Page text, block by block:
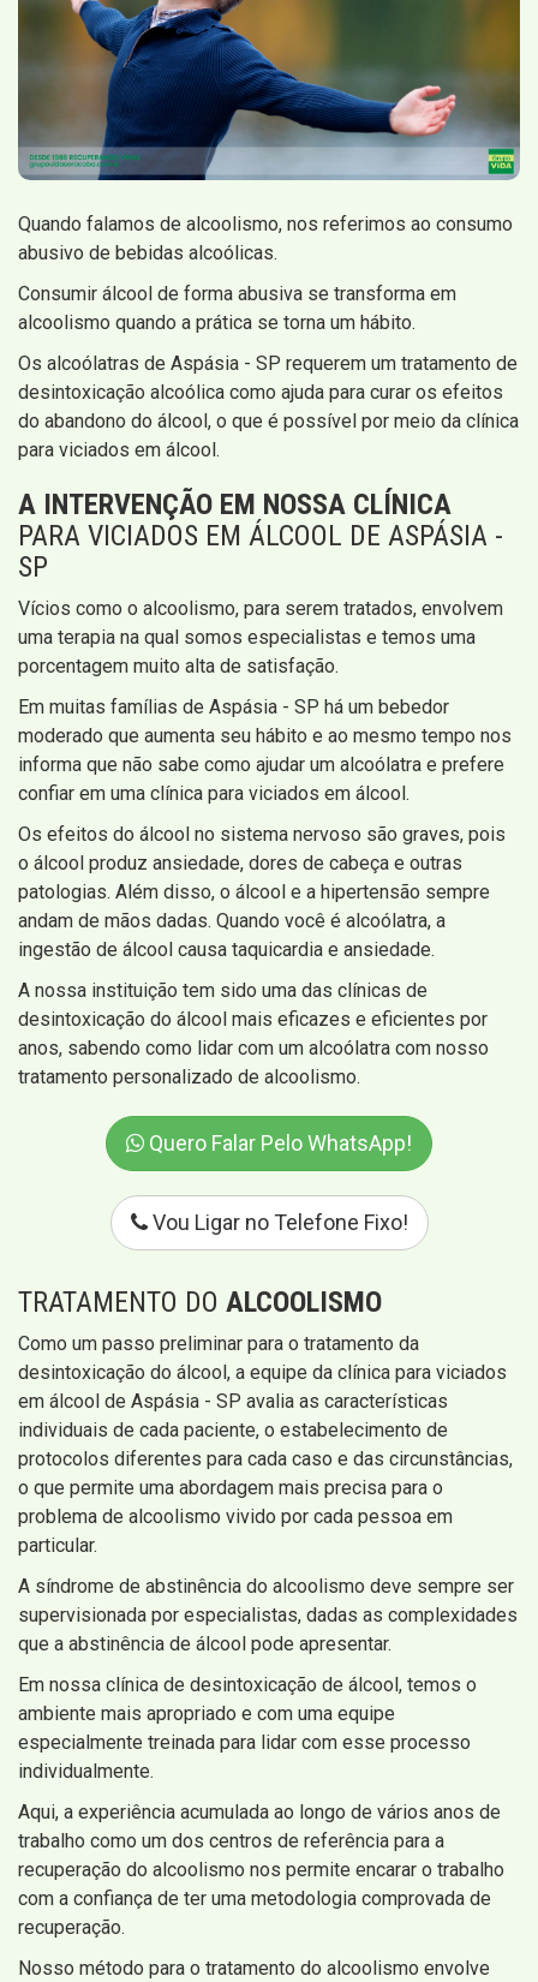
Quando falamos de alcoolismo, nos referimos ao consumo
abusivo de bebidas alcoólicas.
Consumir álcool de forma abusiva se transforma em
alcoolismo quando a prática se torna um hábito.
Os alcoólatras de Aspásia - SP requerem um tratamento de
desintoxicação alcoólica como ajuda para curar os efeitos
do abandono do álcool, o que é possível por meio da clínica
para viciados em álcool.
A INTERVENÇÃO EM NOSSA CLÍNICA
PARA VICIADOS EM ÁLCOOL DE ASPÁSIA -
SP
Vícios como o alcoolismo, para serem tratados, envolvem
uma terapia na qual somos especialistas e temos uma
porcentagem muito alta de satisfação.
Em muitas famílias de Aspásia - SP há um bebedor
moderado que aumenta seu hábito e ao mesmo tempo nos
informa que não sabe como ajudar um alcoólatra e prefere
confiar em uma clínica para viciados em álcool.
Os efeitos do álcool no sistema nervoso são graves, pois
o álcool produz ansiedade, dores de cabeça e outras
patologias. Além disso, o álcool e a hipertensão sempre
andam de mãos dadas. Quando você é alcoólatra, a
ingestão de álcool causa taquicardia e ansiedade.
A nossa instituição tem sido uma das clínicas de
desintoxicação do álcool mais eficazes e eficientes por
anos, sabendo como lidar com um alcoólatra com nosso
tratamento personalizado de alcoolismo.
Quero Falar Pelo WhatsApp!
Vou Ligar no Telefone Fixo!
TRATAMENTO DO ALCOOLISMO
Como um passo preliminar para o tratamento da
desintoxicação do álcool, a equipe da clínica para viciados
em álcool de Aspásia - SP avalia as características
individuais de cada paciente, o estabelecimento de
protocolos diferentes para cada caso e das circunstâncias,
o que permite uma abordagem mais precisa para o
problema de alcoolismo vivido por cada pessoa em
particular.
A síndrome de abstinência do alcoolismo deve sempre ser
supervisionada por especialistas, dadas as complexidades
que a abstinência de álcool pode apresentar.
Em nossa clínica de desintoxicação de álcool, temos o
ambiente mais apropriado e com uma equipe
especialmente treinada para lidar com esse processo
individualmente.
Aqui, a experiência acumulada ao longo de vários anos de
trabalho como um dos centros de referência para a
recuperação do alcoolismo nos permite encarar o trabalho
com a confiança de ter uma metodologia comprovada de
recuperação.
Nosso método para o tratamento do alcoolismo envolve